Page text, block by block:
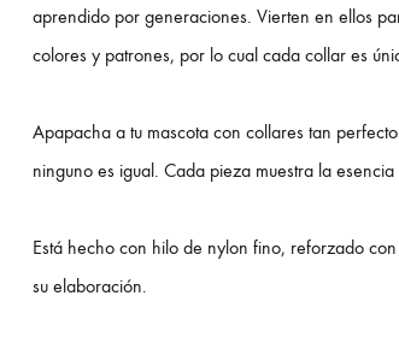
aprendido por generaciones. Vierten en ellos
colores y patrones, por lo cual cada collar es
Apapacha a tu mascota con collares tan
ninguno es igual. Cada pieza muestra la
Está hecho con hilo de nylon fino, reforzado
su elaboración.